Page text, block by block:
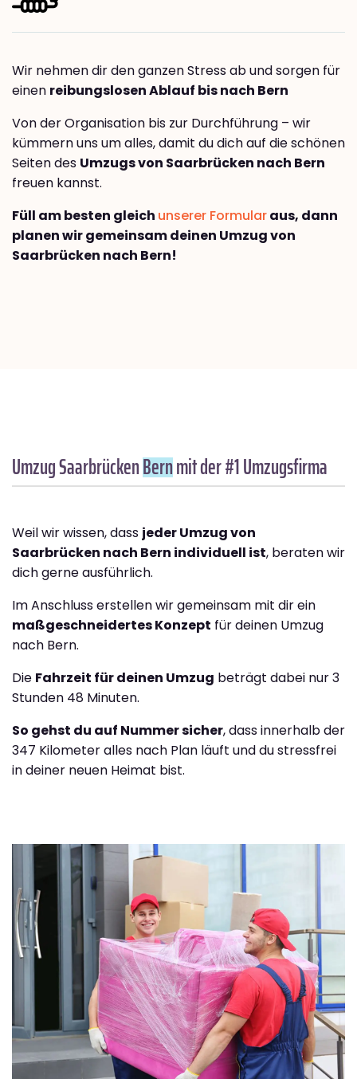
Wir nehmen dir den ganzen Stress ab und sorgen für
einen reibungslosen Ablauf bis nach Bern
Von der Organisation bis zur Durchführung – wir
kümmern uns um alles, damit du dich auf die schönen
Seiten des Umzugs von Saarbrücken nach Bern
freuen kannst.
Füll am besten gleich unserer Formularaus, dann
planen wir gemeinsam deinen Umzug von
Saarbrücken nach Bern!
Umzug SaarbrückenBernmit der #1 Umzugsfirma
Weil wir wissen, dass jeder Umzug von
Saarbrücken nach Bern individuell ist, beraten wir
dich gerne ausführlich.
Im Anschluss erstellen wir gemeinsam mit dir ein
maßgeschneidertes Konzept für deinen Umzug
nach Bern.
Die Fahrzeit für deinen Umzug beträgt dabei nur 3
Stunden 48 Minuten.
So gehst du auf Nummer sicher, dass innerhalb der
347 Kilometer alles nach Plan läuft und du stressfrei
in deiner neuen Heimat bist.